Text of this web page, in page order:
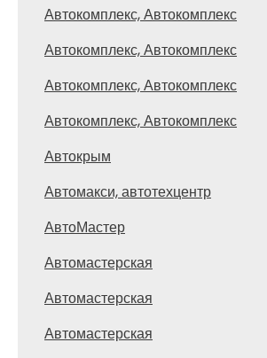
Автокомплекс, Автокомплекс
Автокомплекс, Автокомплекс
Автокомплекс, Автокомплекс
Автокомплекс, Автокомплекс
Автокрым
Автомакси, автотехцентр
АвтоМастер
Автомастерская
Автомастерская
Автомастерская